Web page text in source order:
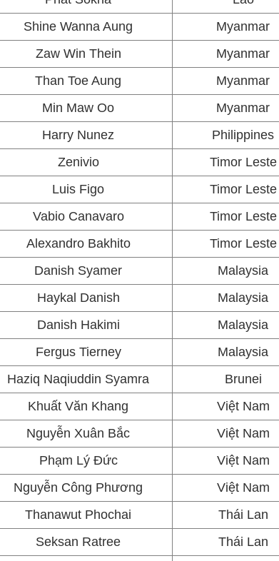
Shine Wanna Aung Myanmar
Zaw Win Thein Myanmar
Than Toe Aung Myanmar
Min Maw Oo Myanmar
Harry Nunez Philippines
Zenivio Timor Leste
Luis Figo Timor Leste
Vabio Canavaro Timor Leste
Alexandro Bakhito Timor Leste
Danish Syamer Malaysia
Haykal Danish Malaysia
Danish Hakimi Malaysia
Fergus Tierney Malaysia
Haziq Naqiuddin Syamra Brunei
Khuất Văn Khang Việt Nam
Nguyễn Xuân Bắc Việt Nam
Phạm Lý Đức Việt Nam
Nguyễn Công Phương Việt Nam
Thanawut Phochai Thái Lan
Seksan Ratree Thái Lan